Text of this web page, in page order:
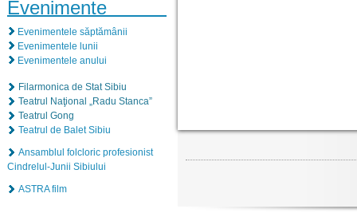
Evenimente
Evenimentele săptămânii
Evenimentele lunii
Evenimentele anului
Filarmonica de Stat Sibiu
Teatrul Naţional „Radu Stanca”
Teatrul Gong
Teatrul de Balet Sibiu
Ansamblul folcloric profesionist
Cindrelul-Junii Sibiului
ASTRA film